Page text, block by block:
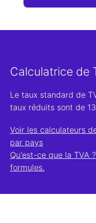
Calculatrice de
Le taux standard de
taux réduits sont de
Voir les calculateurs
par pays
Qu'est-ce que la TVA
formules.